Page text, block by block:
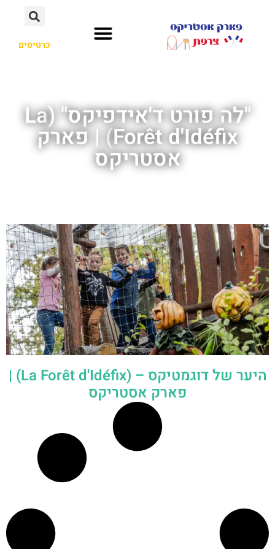
כרטיסים
"לה פורט ד'אידפיקס" (La
Forêt d'Idéfix) | פארק
אסטריקס
היער של דוגמטיקס – (La Forêt d'Idéfix) |
פארק אסטריקס